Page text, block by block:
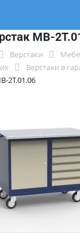
МВ-
Верстаки
Верстаки в
2Т.01.06